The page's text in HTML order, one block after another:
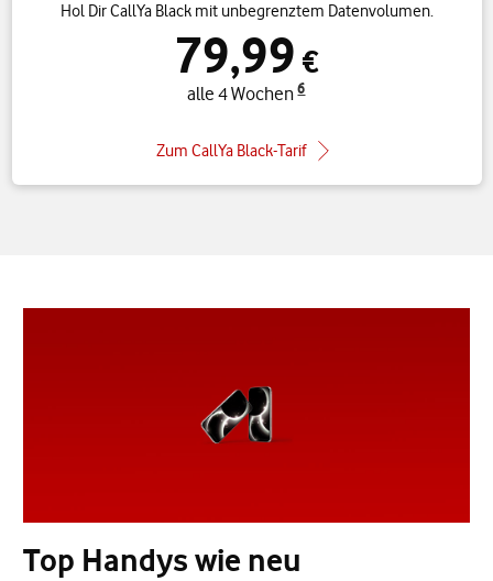
Hol Dir CallYa Black mit unbegrenztem Datenvolumen.
79,99 €
alle 4 Wochen6
Zum CallYa Black-Tarif
Top Handys wie neu